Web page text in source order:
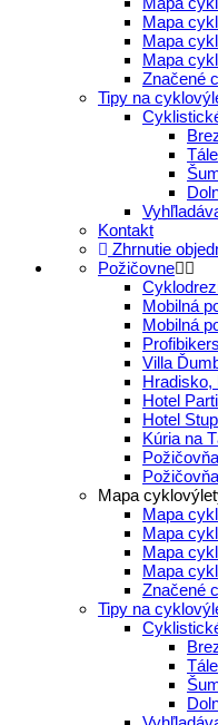
Mapa
Mapa
Mapa
Značené
Tipy na
Tále
Kontakt
Zhrnutie
Požičovne
Mobilná
Mobilná
Villa
Hradisko,
Hotel
Hotel
Kúria na
Mapa
Mapa
Mapa
Mapa
Mapa
Značené
Tipy na
Tále